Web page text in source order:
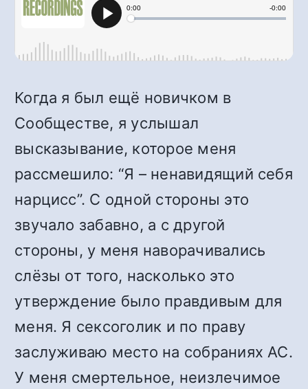
Когда я был ещё новичком в
Сообществе, я услышал
высказывание, которое меня
рассмешило: “Я – ненавидящий себя
нарцисс”. С одной стороны это
звучало забавно, а с другой
стороны, у меня наворачивались
слёзы от того, насколько это
утверждение было правдивым для
меня. Я сексоголик и по праву
заслуживаю место на собраниях АС.
У меня смертельное, неизлечимое